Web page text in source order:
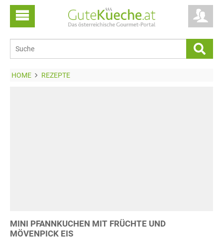
HOME REZEPTE
MINI PFANNKUCHEN MIT FRÜCHTE UND
MÖVENPICK EIS